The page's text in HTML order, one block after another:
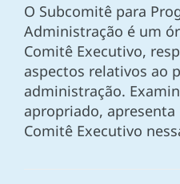
O Subcomitê para
Administração é um
Comitê Executivo,
aspectos relativos ao
administração.
apropriado, apresenta
Comitê Executivo